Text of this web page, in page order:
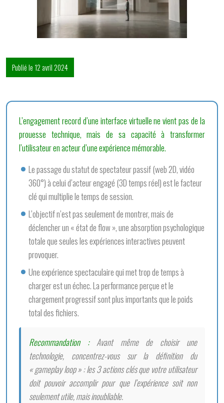
Publié le 12 avril 2024
L’engagement record d’une interface virtuelle ne vient pas de la
prouesse technique, mais de sa capacité à transformer
l’utilisateur en acteur d’une expérience mémorable.
Le passage du statut de spectateur passif (web 2D, vidéo
360°) à celui d’acteur engagé (3D temps réel) est le facteur
clé qui multiplie le temps de session.
L’objectif n’est pas seulement de montrer, mais de
déclencher un « état de flow », une absorption psychologique
totale que seules les expériences interactives peuvent
provoquer.
Une expérience spectaculaire qui met trop de temps à
charger est un échec. La performance perçue et le
chargement progressif sont plus importants que le poids
total des fichiers.
Recommandation :Avant même de choisir une
technologie, concentrez-vous sur la définition du
« gameplay loop » : les 3 actions clés que votre utilisateur
doit pouvoir accomplir pour que l’expérience soit non
seulement utile, mais inoubliable.